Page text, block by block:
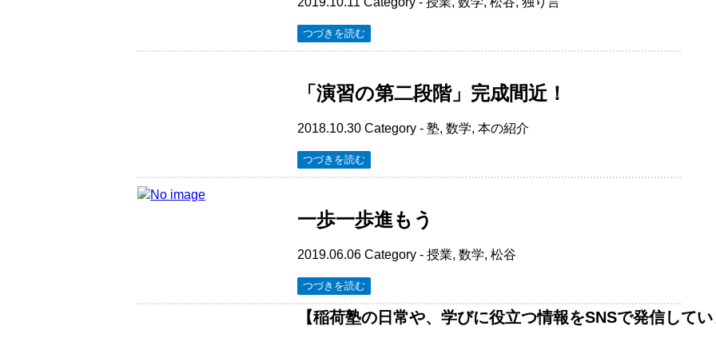
つづきを読む
「演習の第二段階」完成間近！
2018.10.30 Category - 塾, 数学, 本の紹介
つづきを読む
一歩一歩進もう
2019.06.06 Category - 授業, 数学, 松谷
つづきを読む
【稲荷塾の日常や、学びに役立つ情報をSNSで発信して